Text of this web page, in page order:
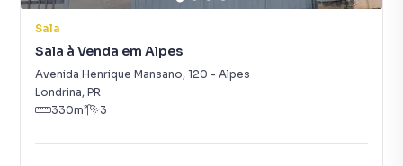
Sala
Sala à Venda em Alpes
Avenida Henrique Mansano, 120 - Alpes
Londrina, PR
330m² 3